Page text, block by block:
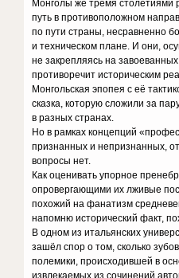
Монголы же тремя
путь в противоположном
по пути страны, несравненно
и техническом плане. И они,
не закрепляясь на
противоречит историческим
Монгольская эпопея с её
сказка, которую сложили за
в разных странах.
Но в рамках концепций
признанных и непризнанных,
вопросы нет.
Как оценивать упорное
опровергающими их лживые
похожий на фанатизм
напомню исторический факт,
В одном из итальянских
зашёл спор о том, сколько
полемики, происходившей в
извлекаемых из сочинений